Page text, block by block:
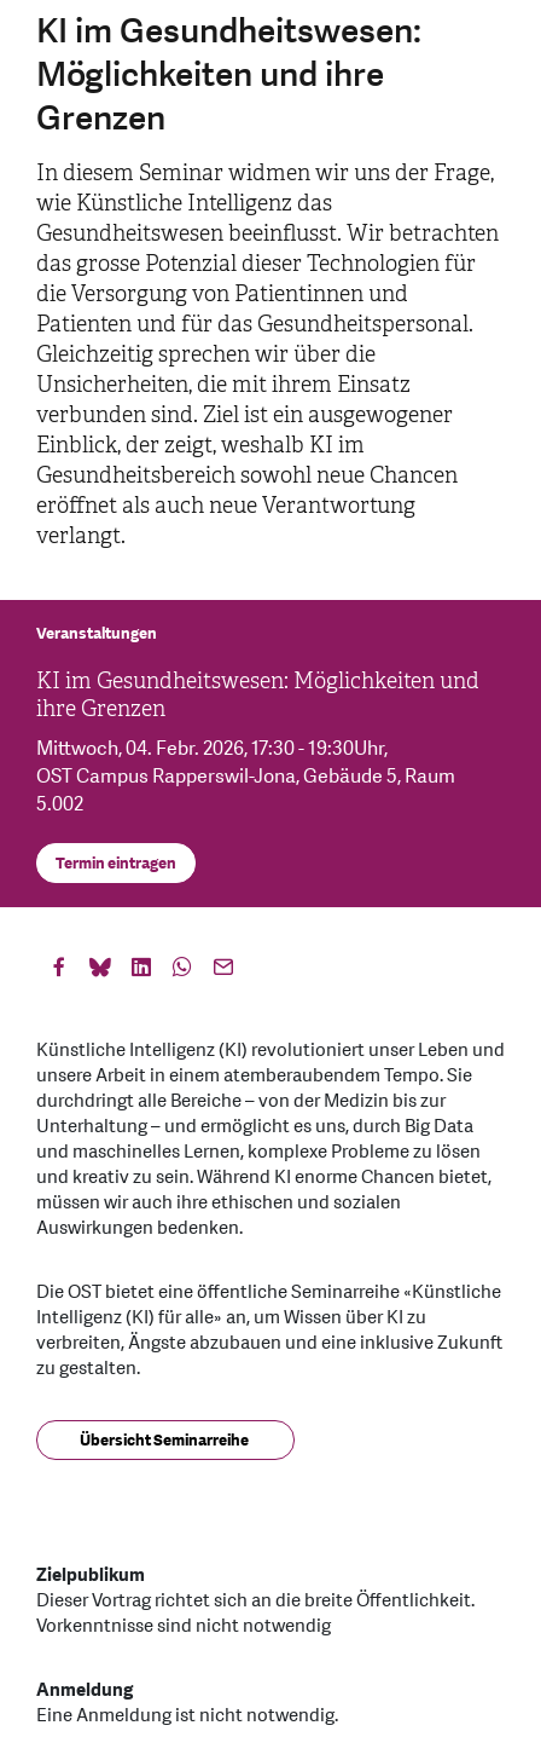
KI im Gesundheitswesen:
Möglichkeiten und ihre
Grenzen
In diesem Seminar widmen wir uns der Frage,
wie Künstliche Intelligenz das
Gesundheitswesen beeinflusst. Wir betrachten
das grosse Potenzial dieser Technologien für
die Versorgung von Patientinnen und
Patienten und für das Gesundheitspersonal.
Gleichzeitig sprechen wir über die
Unsicherheiten, die mit ihrem Einsatz
verbunden sind. Ziel ist ein ausgewogener
Einblick, der zeigt, weshalb KI im
Gesundheitsbereich sowohl neue Chancen
eröffnet als auch neue Verantwortung
verlangt.
Veranstaltungen
KI im Gesundheitswesen: Möglichkeiten und
ihre Grenzen
Mittwoch, 04. Febr. 2026, 17:30 - 19:30Uhr,
OST Campus Rapperswil-Jona, Gebäude 5, Raum
5.002
Termin eintragen
Künstliche Intelligenz (KI) revolutioniert unser Leben und
unsere Arbeit in einem atemberaubendem Tempo. Sie
durchdringt alle Bereiche – von der Medizin bis zur
Unterhaltung – und ermöglicht es uns, durch Big Data
und maschinelles Lernen, komplexe Probleme zu lösen
und kreativ zu sein. Während KI enorme Chancen bietet,
müssen wir auch ihre ethischen und sozialen
Auswirkungen bedenken.
Die OST bietet eine öffentliche Seminarreihe «Künstliche
Intelligenz (KI) für alle» an, um Wissen über KI zu
verbreiten, Ängste abzubauen und eine inklusive Zukunft
zu gestalten.
Übersicht Seminarreihe
Zielpublikum
Dieser Vortrag richtet sich an die breite Öffentlichkeit.
Vorkenntnisse sind nicht notwendig
Anmeldung
Eine Anmeldung ist nicht notwendig.